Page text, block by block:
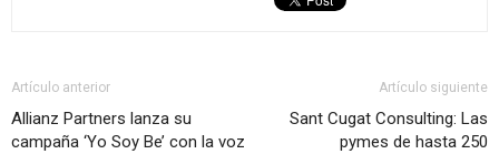
Artículo anterior
Allianz Partners lanza su
campaña ‘Yo Soy Be’ con la voz
Artículo siguiente
Sant Cugat Consulting: Las
pymes de hasta 250